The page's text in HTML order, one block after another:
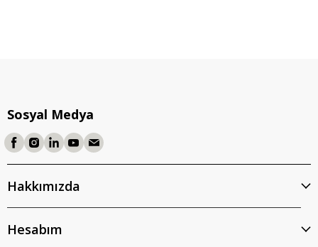
Sosyal Medya
Hakkımızda
Hesabım